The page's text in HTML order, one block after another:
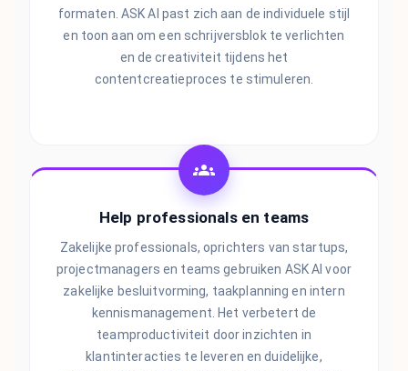
formaten. ASK AI past zich aan de individuele stijl
en toon aan om een schrijversblok te verlichten
en de creativiteit tijdens het
contentcreatieproces te stimuleren.
Help professionals en teams
Zakelijke professionals, oprichters van startups,
projectmanagers en teams gebruiken ASK AI voor
zakelijke besluitvorming, taakplanning en intern
kennismanagement. Het verbetert de
teamproductiviteit door inzichten in
klantinteracties te leveren en duidelijke,